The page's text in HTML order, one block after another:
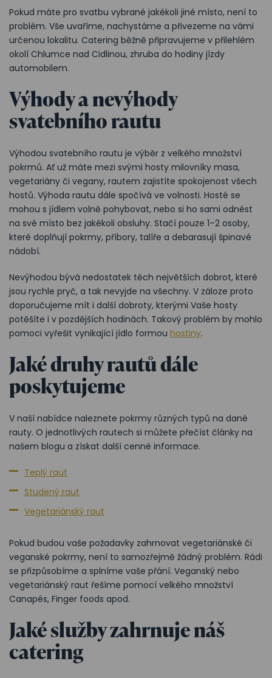
Pokud máte pro svatbu vybrané jakékoli jiné místo, není to
problém. Vše uvaříme, nachystáme a přivezeme na vámi
určenou lokalitu. Catering běžně připravujeme v přilehlém
okolí Chlumce nad Cidlinou, zhruba do hodiny jízdy
automobilem.
Výhody a nevýhody
svatebního rautu
Výhodou svatebního rautu je výběr z velkého množství
pokrmů. Ať už máte mezi svými hosty milovníky masa,
vegetariány či vegany, rautem zajistíte spokojenost všech
hostů. Výhoda rautu dále spočívá ve volnosti. Hosté se
mohou s jídlem volně pohybovat, nebo si ho sami odnést
na své místo bez jakékoli obsluhy. Stačí pouze 1–⁠2 osoby,
které doplňují pokrmy, příbory, talíře a debarasují špinavé
nádobí.
Nevýhodou bývá nedostatek těch největších dobrot, které
jsou rychle pryč, a tak nevyjde na všechny. V záloze proto
doporučujeme mít i další dobroty, kterými Vaše hosty
potěšíte i v pozdějších hodinách. Takový problém by mohlo
pomoci vyřešit vynikající jídlo formou hostiny.
Jaké druhy rautů dále
poskytujeme
V naší nabídce naleznete pokrmy různých typů na dané
rauty. O jednotlivých rautech si můžete přečíst články na
našem blogu a získat další cenné informace.
Teplý raut
Studený raut
Vegetariánský raut
Pokud budou vaše požadavky zahrnovat vegetariánské či
veganské pokrmy, není to samozřejmě žádný problém. Rádi
se přizpůsobíme a splníme vaše přání. Veganský nebo
vegetariánský raut řešíme pomocí velkého množství
Canapés, Finger foods apod.
Jaké služby zahrnuje náš
catering